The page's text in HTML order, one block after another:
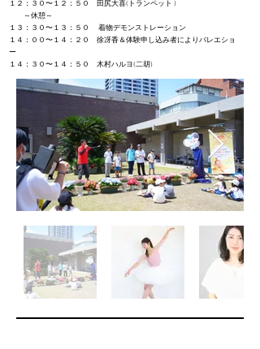
１２：３０〜１２：５０ 田尻大喜(トランペット )
～休憩～
１３：３０〜１３：５０ 着物デモンストレーション
１４：００〜１４：２０ 徐冴香＆体験申し込み者によりバレエショ
ー
１４：３０〜１４：５０ 木村ハルヨ(二胡)